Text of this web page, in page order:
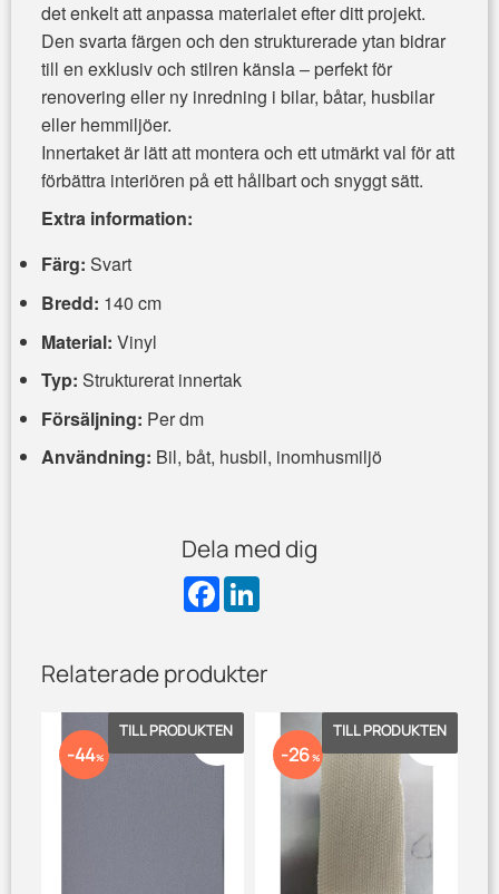
det enkelt att anpassa materialet efter ditt projekt.
Den svarta färgen och den strukturerade ytan bidrar
till en exklusiv och stilren känsla – perfekt för
renovering eller ny inredning i bilar, båtar, husbilar
eller hemmiljöer.
Innertaket är lätt att montera och ett utmärkt val för att
förbättra interiören på ett hållbart och snyggt sätt.
Extra information:
Färg: Svart
Bredd: 140 cm
Material: Vinyl
Typ: Strukturerat innertak
Försäljning: Per dm
Användning: Bil, båt, husbil, inomhusmiljö
Dela med dig
F
a
o
k
d
Relaterade produkter
44% Lägg till i favoriter
26% Lägg till